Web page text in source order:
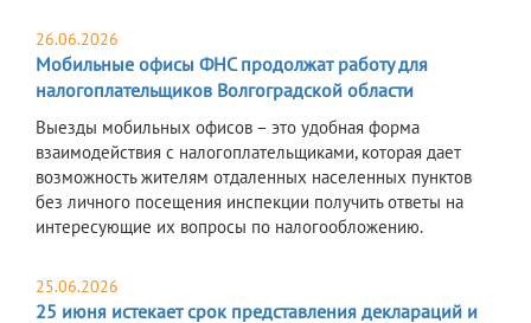
26.06.2026
Мобильные офисы ФНС продолжат работу для
налогоплательщиков Волгоградской области
Выезды мобильных офисов – это удобная форма
взаимодействия с налогоплательщиками, которая дает
возможность жителям отдаленных населенных пунктов
без личного посещения инспекции получить ответы на
интересующие их вопросы по налогообложению.
25.06.2026
25 июня истекает срок представления деклараций и